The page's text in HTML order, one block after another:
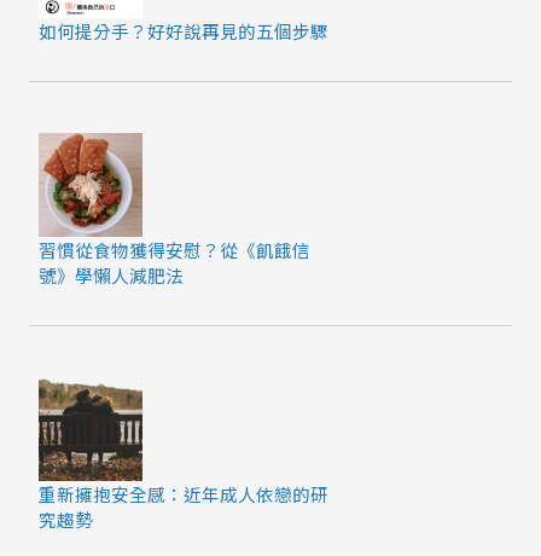
如何提分手？好好說再見的五個步驟
習慣從食物獲得安慰？從《飢餓信
號》學懶人減肥法
重新擁抱安全感：近年成人依戀的研
究趨勢